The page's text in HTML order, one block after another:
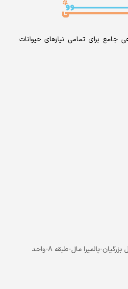
جامع برای تمامی نیازهای حیوانات
نارمک-خیابان شهید اسماعیل بزرگیان-پالمیرا مال-طبقه 8-واحد